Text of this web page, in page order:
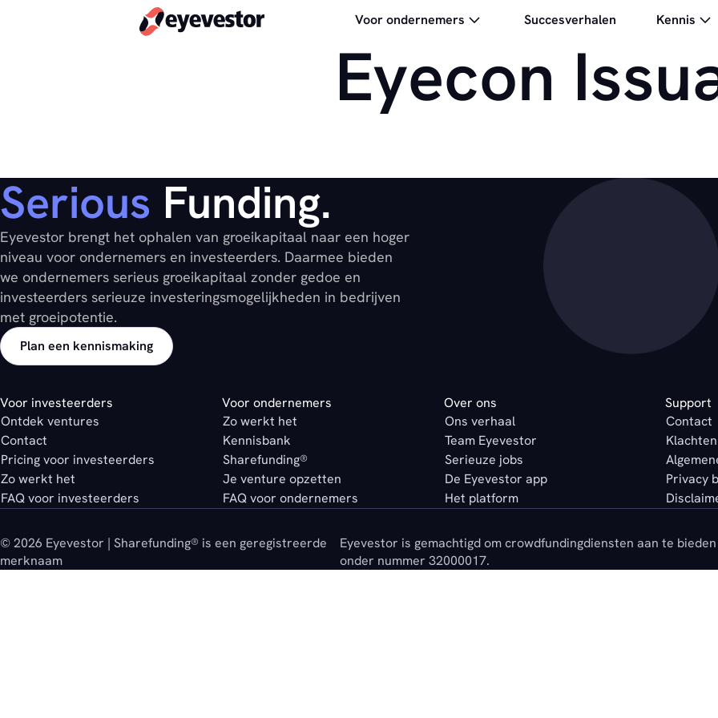
Voor ondernemers Succesverhalen Kennis
Eyecon
Serious Funding.
Eyevestor brengt het ophalen van groeikapitaal naar een hoger
niveau voor ondernemers en investeerders. Daarmee bieden
we ondernemers serieus groeikapitaal zonder gedoe en
investeerders serieuze investeringsmogelijkheden in bedrijven
met groeipotentie.
Plan een kennismaking
Voor investeerders
Ontdek ventures
Contact
Pricing voor investeerders
Zo werkt het
FAQ voor investeerders
Voor ondernemers
Zo werkt het
Kennisbank
Sharefunding®
Je venture opzetten
FAQ voor ondernemers
Over ons
Ons verhaal
Team Eyevestor
Serieuze jobs
De Eyevestor app
Het platform
Support
Contact
Klachten
Privacy
© 2026 Eyevestor | Sharefunding® is een geregistreerde
merknaam
Eyevestor is gemachtigd om crowdfundingdiensten aan te
onder nummer 32000017.